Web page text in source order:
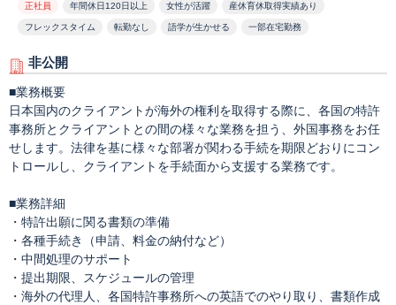
正社員 年間休日120日以上 女性が活躍 産休育休取得実績あり
フレックスタイム 転勤なし 語学が生かせる 一部在宅勤務
非公開
■業務概要
日本国内のクライアントが海外の権利を取得する際に、各国の特許
事務所とクライアントとの間の様々な業務を担う、外国事務をお任
せします。法律を基に様々な部署が関わる手続を期限どおりにコン
トロールし、クライアントを手続面から支援する業務です。
■業務詳細
・特許出願に関る書類の準備
・各種手続き（申請、料金の納付など）
・中間処理のサポート
・提出期限、スケジュールの管理
・海外の代理人、各国特許事務所への英語でのやり取り、書類作成